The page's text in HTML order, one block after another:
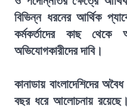
বিভিন্ন ধরনের আর্থিক
কর্মকর্তাদের কাছ
অভিযোগকারীদের দাবি।
কানাডায় বাংলাদেশিদের
বছর ধরে আলোচনায়